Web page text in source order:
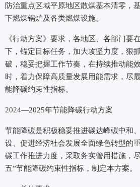
防治重点区域平原地区散煤基本清零，
下燃煤锅炉及各类燃煤设施。
《行动方案》要求，各地区、各部门要
下，锚定目标任务，加大攻坚力度，狠
破，稳妥把握工作节奏，在持续推动能
时，着力保障高质量发展用能需求，尽
能降碳约束性指标。
2024—2025年节能降碳行动方案
节能降碳是积极稳妥推进碳达峰碳中和
设、促进经济社会发展全面绿色转型的
碳工作推进力度，采取务实管用措施，
五”节能降碳约束性指标，制定本方案。